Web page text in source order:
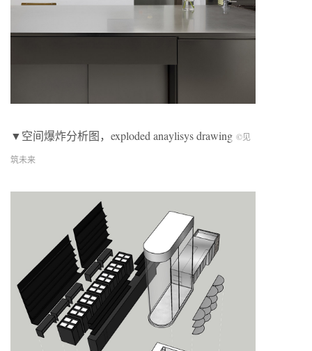
▼空间爆炸分析图，exploded anaylisys drawing ©见
筑未来